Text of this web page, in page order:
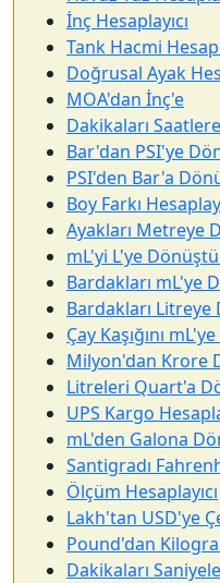
İnç Hesaplayıcı
Tank Hacmi
Doğrusal Ayak
MOA'dan İnç'e
Dakikaları
Bar'dan PSI'ye
PSI'den Bar'a
Boy Farkı
Ayakları Metreye
mL'yi L'ye
Bardakları mL'ye
Bardakları
Çay Kaşığını
Milyon'dan Krore
Litreleri Quart'a
UPS Kargo
mL'den Galona
Santigradı
Ölçüm Hesaplayıcı
Lakh'tan USD'ye
Pound'dan
Dakikaları